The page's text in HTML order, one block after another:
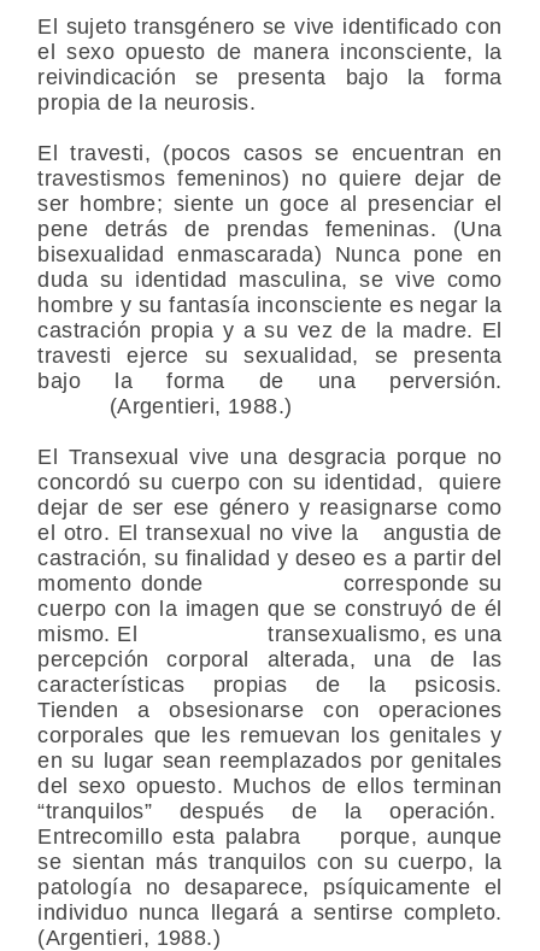
El sujeto transgénero se vive identificado con
el sexo opuesto de manera inconsciente, la
reivindicación se presenta bajo la forma
propia de la neurosis.
El travesti, (pocos casos se encuentran en
travestismos femeninos) no quiere dejar de
ser hombre; siente un goce al presenciar el
pene detrás de prendas femeninas. (Una
bisexualidad enmascarada) Nunca pone en
duda su identidad masculina, se vive como
hombre y su fantasía inconsciente es negar la
castración propia y a su vez de la madre. El
travesti ejerce su sexualidad, se presenta
bajo la forma de una perversión.
(Argentieri, 1988.)
El Transexual vive una desgracia porque no
concordó su cuerpo con su identidad, quiere
dejar de ser ese género y reasignarse como
el otro. El transexual no vive la angustia de
castración, su finalidad y deseo es a partir del
momento donde corresponde su
cuerpo con la imagen que se construyó de él
mismo. El transexualismo, es una
percepción corporal alterada, una de las
características propias de la psicosis.
Tienden a obsesionarse con operaciones
corporales que les remuevan los genitales y
en su lugar sean reemplazados por genitales
del sexo opuesto. Muchos de ellos terminan
“tranquilos” después de la operación.
Entrecomillo esta palabra porque, aunque
se sientan más tranquilos con su cuerpo, la
patología no desaparece, psíquicamente el
individuo nunca llegará a sentirse completo.
(Argentieri, 1988.)